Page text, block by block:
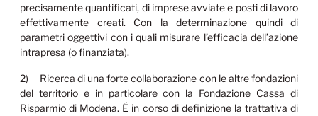
precisamente quantificati, di imprese avviate e posti di lavoro
effettivamente creati. Con la determinazione quindi di
parametri oggettivi con i quali misurare l’efficacia dell’azione
intrapresa (o finanziata).
2) Ricerca di una forte collaborazione con le altre fondazioni
del territorio e in particolare con la Fondazione Cassa di
Risparmio di Modena. É in corso di definizione la trattativa di